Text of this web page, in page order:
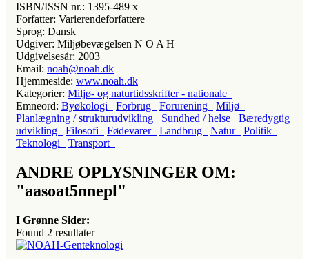
ISBN/ISSN nr.: 1395-489 x
Forfatter: Varierendeforfattere
Sprog: Dansk
Udgiver: Miljøbevægelsen N O A H
Udgivelsesår: 2003
Email: noah@noah.dk
Hjemmeside: www.noah.dk
Kategorier: Miljø- og naturtidsskrifter - nationale
Emneord: Byøkologi Forbrug Forurening
Miljø
Planlægning / strukturudvikling
Sundhed / helse
Bæredygtig
udvikling
Filosofi Fødevarer Landbrug Natur
Politik
Teknologi
Transport
ANDRE OPLYSNINGER OM:
"aasoat5nnepl"
I Grønne Sider:
Found 2 resultater